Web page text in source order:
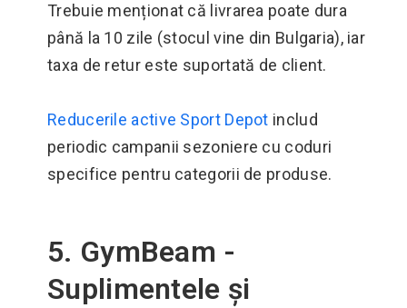
Trebuie menționat că livrarea poate dura
până la 10 zile (stocul vine din Bulgaria), iar
taxa de retur este suportată de client.
Reducerile active Sport Depot includ
periodic campanii sezoniere cu coduri
specifice pentru categorii de produse.
5. GymBeam -
Suplimentele și